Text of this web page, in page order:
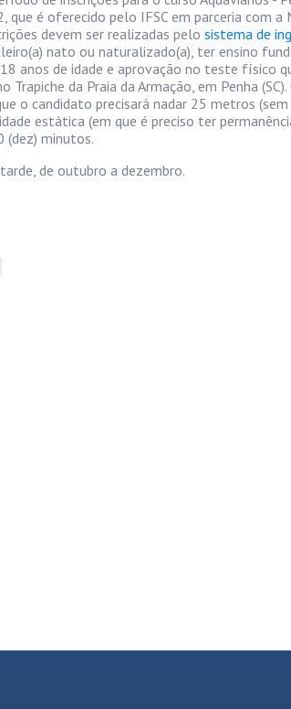
que é oferecido pelo IFSC em parceria com a
devem ser realizadas pelo sistema de
nato ou naturalizado(a), ter ensino
anos de idade e aprovação no teste físico
da Praia da Armação, em Penha
o candidato precisará nadar 25 metros
estática (em que é preciso ter
(dez) minutos.
de outubro a dezembro.